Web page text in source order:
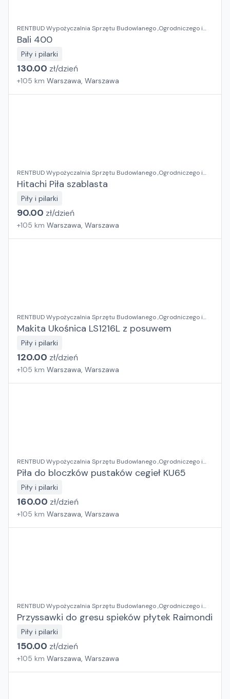
RENTBUD Wypożyczalnia Sprzętu Budowlanego ,Ogrodniczego i
Elektronarzędzi
Bali 400
Piły i pilarki
130.00 zł/dzień
+105 km Warszawa, Warszawa
RENTBUD Wypożyczalnia Sprzętu Budowlanego ,Ogrodniczego i
Elektronarzędzi
Hitachi Piła szablasta
Piły i pilarki
90.00 zł/dzień
+105 km Warszawa, Warszawa
RENTBUD Wypożyczalnia Sprzętu Budowlanego ,Ogrodniczego i
Elektronarzędzi
Makita Ukośnica LS1216L z posuwem
Piły i pilarki
120.00 zł/dzień
+105 km Warszawa, Warszawa
RENTBUD Wypożyczalnia Sprzętu Budowlanego ,Ogrodniczego i
Elektronarzędzi
Piła do bloczków pustaków cegieł KU65
Piły i pilarki
160.00 zł/dzień
+105 km Warszawa, Warszawa
RENTBUD Wypożyczalnia Sprzętu Budowlanego ,Ogrodniczego i
Elektronarzędzi
Przyssawki do gresu spieków płytek Raimondi
Piły i pilarki
150.00 zł/dzień
+105 km Warszawa, Warszawa